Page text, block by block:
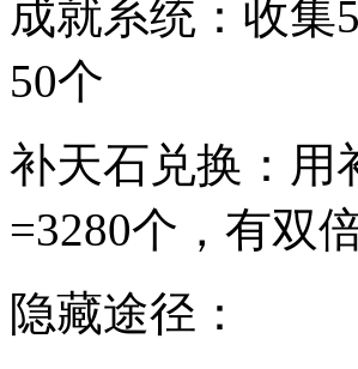
成就系统：收集
50个
补天石兑换：用
=3280个，有双
隐藏途径：